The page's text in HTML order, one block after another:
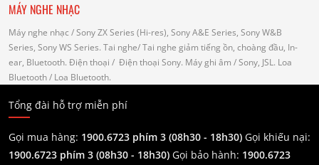
MÁY NGHE NHẠC
Máy nghe nhạc / Sony ZX Series (Hi-res), Sony A&E Series, Sony W&B
Series, Sony WS Series. Tai nghe/ Tai nghe giảm tiếng ồn, choàng đầu, In-
ear, Bluetooth. Điện thoại / Điện thoại Sony. Máy ghi âm / Sony, JSL. Loa
Bluetooth/ Loa Bluetooth.
Tổng đài hỗ trợ miễn phí
Gọi mua hàng: 1900.6723 phím 3 (08h30 - 18h30) Gọi khiếu nại:
1900.6723 phím 3 (08h30 - 18h30) Gọi bảo hành: 1900.6723